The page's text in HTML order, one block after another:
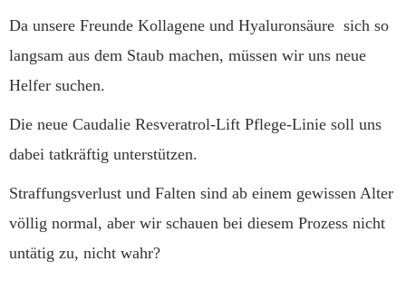
Da unsere Freunde Kollagene und Hyaluronsäure sich so
langsam aus dem Staub machen, müssen wir uns neue
Helfer suchen.
Die neue Caudalie Resveratrol-Lift Pflege-Linie soll uns
dabei tatkräftig unterstützen.
Straffungsverlust und Falten sind ab einem gewissen Alter
völlig normal, aber wir schauen bei diesem Prozess nicht
untätig zu, nicht wahr?